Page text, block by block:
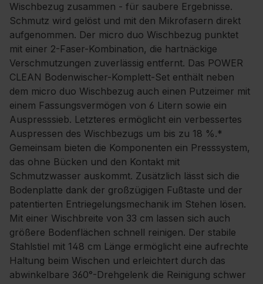
Wischbezug zusammen - für saubere Ergebnisse.
Schmutz wird gelöst und mit den Mikrofasern direkt
aufgenommen. Der micro duo Wischbezug punktet
mit einer 2-Faser-Kombination, die hartnäckige
Verschmutzungen zuverlässig entfernt. Das POWER
CLEAN Bodenwischer-Komplett-Set enthält neben
dem micro duo Wischbezug auch einen Putzeimer mit
einem Fassungsvermögen von 6 Litern sowie ein
Auspresssieb. Letzteres ermöglicht ein verbessertes
Auspressen des Wischbezugs um bis zu 18 %.*
Gemeinsam bieten die Komponenten ein Presssystem,
das ohne Bücken und den Kontakt mit
Schmutzwasser auskommt. Zusätzlich lässt sich die
Bodenplatte dank der großzügigen Fußtaste und der
patentierten Entriegelungsmechanik im Stehen lösen.
Mit einer Wischbreite von 33 cm lassen sich auch
größere Bodenflächen schnell reinigen. Der stabile
Stahlstiel mit 148 cm Länge ermöglicht eine aufrechte
Haltung beim Wischen und erleichtert durch das
abwinkelbare 360°-Drehgelenk die Reinigung schwer